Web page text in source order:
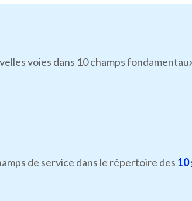
voies dans 10 champs
de service dans le répertoire des 10